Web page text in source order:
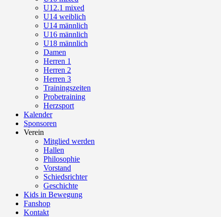
U12.1 mixed
U14 weiblich
U14 männlich
U16 männlich
U18 männlich
Damen
Herren 1
Herren 2
Herren 3
Trainingszeiten
Probetraining
Herzsport
Kalender
Sponsoren
Verein
Mitglied werden
Hallen
Philosophie
Vorstand
Schiedsrichter
Geschichte
Kids in Bewegung
Fanshop
Kontakt